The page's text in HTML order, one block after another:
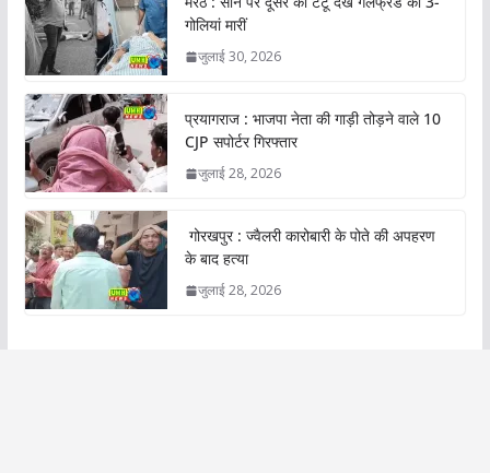
गोलियां मारीं
जुलाई 30, 2026
प्रयागराज : भाजपा नेता की गाड़ी तोड़ने वाले 10
CJP सपोर्टर गिरफ्तार
जुलाई 28, 2026
गोरखपुर : ज्वैलरी कारोबारी के पोते की अपहरण
के बाद हत्या
जुलाई 28, 2026